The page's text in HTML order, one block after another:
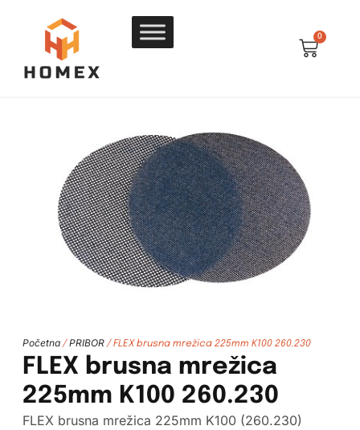
0
Početna/ PRIBOR/ FLEX brusna mrežica 225mm K100 260.230
FLEX brusna mrežica
225mm K100 260.230
FLEX brusna mrežica 225mm K100 (260.230)